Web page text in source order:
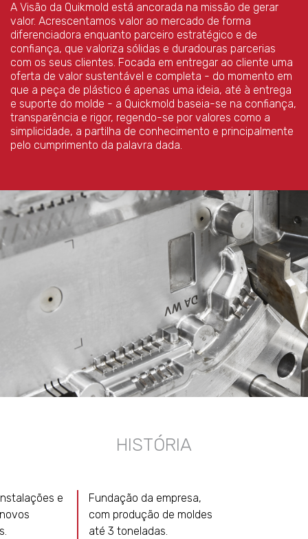
A Visão da Quikmold está ancorada na missão de gerar
valor. Acrescentamos valor ao mercado de forma
diferenciadora enquanto parceiro estratégico e de
confiança, que valoriza sólidas e duradouras parcerias
com os seus clientes. Focada em entregar ao cliente uma
oferta de valor sustentável e completa - do momento em
que a peça de plástico é apenas uma ideia, até à entrega
e suporte do molde - a Quickmold baseia-se na confiança,
transparência e rigor, regendo-se por valores como a
simplicidade, a partilha de conhecimento e principalmente
pelo cumprimento da palavra dada.
HISTÓRIA
e
Fundação da empresa,
com produção de moldes
até 3 toneladas.